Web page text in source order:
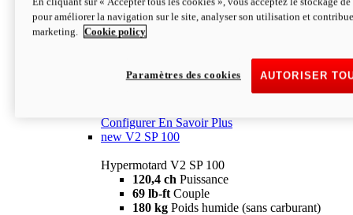
Configurer En Savoir Plus
newV2 SP
69 lb-ftCouple
Poids humide (sans carburant)
Configurer En Savoir Plus
new V2 SP 100
Hypermotard V2 SP 100
120,4 ch Puissance
69 lb-ft Couple
180 kg Poids humide (sans carburant)
pour améliorer la navigation sur le site, analyser son utilisation et
marketing.
Cookie policy
AUTORISER
Paramètres des cookies